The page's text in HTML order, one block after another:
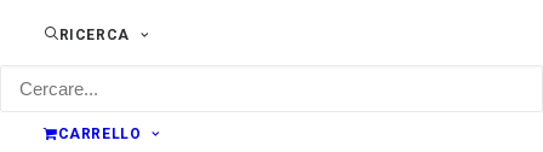
RICERCA
CARRELLO